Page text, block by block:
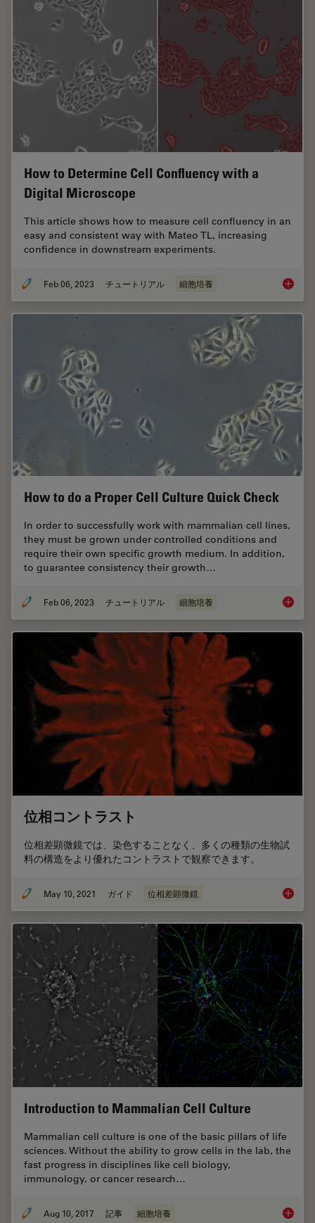
How to Determine Cell Confluency with a
Digital Microscope
This article shows how to measure cell confluency in an
easy and consistent way with Mateo TL, increasing
confidence in downstream experiments.
Feb 06, 2023 チュートリアル 細胞培養 How to
How to do a Proper Cell Culture Quick Check
In order to successfully work with mammalian cell lines,
they must be grown under controlled conditions and
require their own specific growth medium. In addition,
to guarantee consistency their growth…
Feb 06, 2023 チュートリアル 細胞培養 How to
位相コントラスト
位相差顕微鏡では、染色することなく、多くの種類の生物試
料の構造をより優れたコントラストで観察できます。
May 10, 2021 ガイド 位相差顕微鏡 位相コ
Introduction to Mammalian Cell Culture
Mammalian cell culture is one of the basic pillars of life
sciences. Without the ability to grow cells in the lab, the
fast progress in disciplines like cell biology,
immunology, or cancer research…
Aug 10, 2017 記事 細胞培養